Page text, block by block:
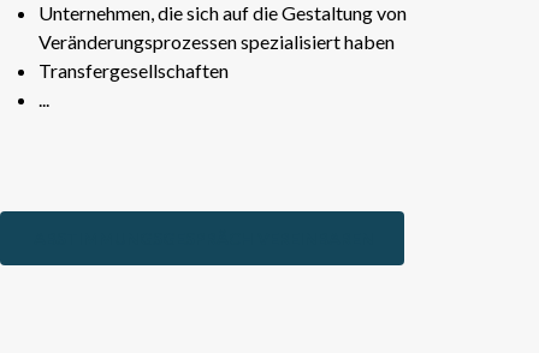
Unternehmen, die sich auf die Gestaltung von
Veränderungsprozessen spezialisiert haben
Transfergesellschaften
...